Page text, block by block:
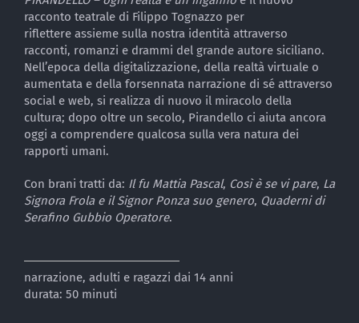
racconto teatrale di Filippo Tognazzo per
riflettere assieme sulla nostra identità attraverso
racconti, romanzi e drammi del grande autore siciliano.
Nell’epoca della digitalizzazione, della realtà virtuale o
aumentata e della forsennata narrazione di sé attraverso
social e web, si realizza di nuovo il miracolo della
cultura; dopo oltre un secolo, Pirandello ci aiuta ancora
oggi a comprendere qualcosa sulla vera natura dei
rapporti umani.
Con brani tratti da: Il fu Mattia Pascal, Così è se vi pare, La
Signora Frola e il Signor Ponza suo genero, Quaderni di
Serafino Gubbio Operatore.
narrazione, adulti e ragazzi dai 14 anni
durata: 50 minuti